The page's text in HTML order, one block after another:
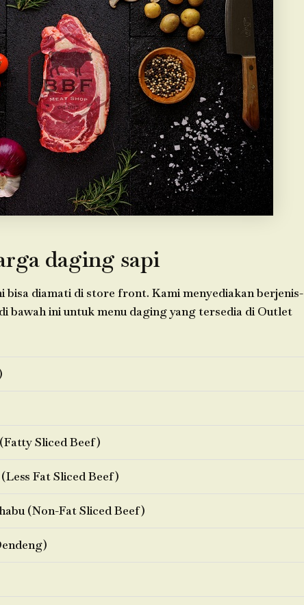
daging sapi
diamati di store front. Kami menyediakan berjenis-
bawah ini untuk menu daging yang tersedia di Outlet
Sliced Beef)
Fat Sliced Beef)
(Non-Fat Sliced Beef)